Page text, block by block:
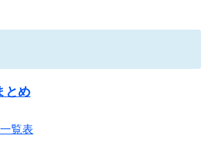
とめ
覧表